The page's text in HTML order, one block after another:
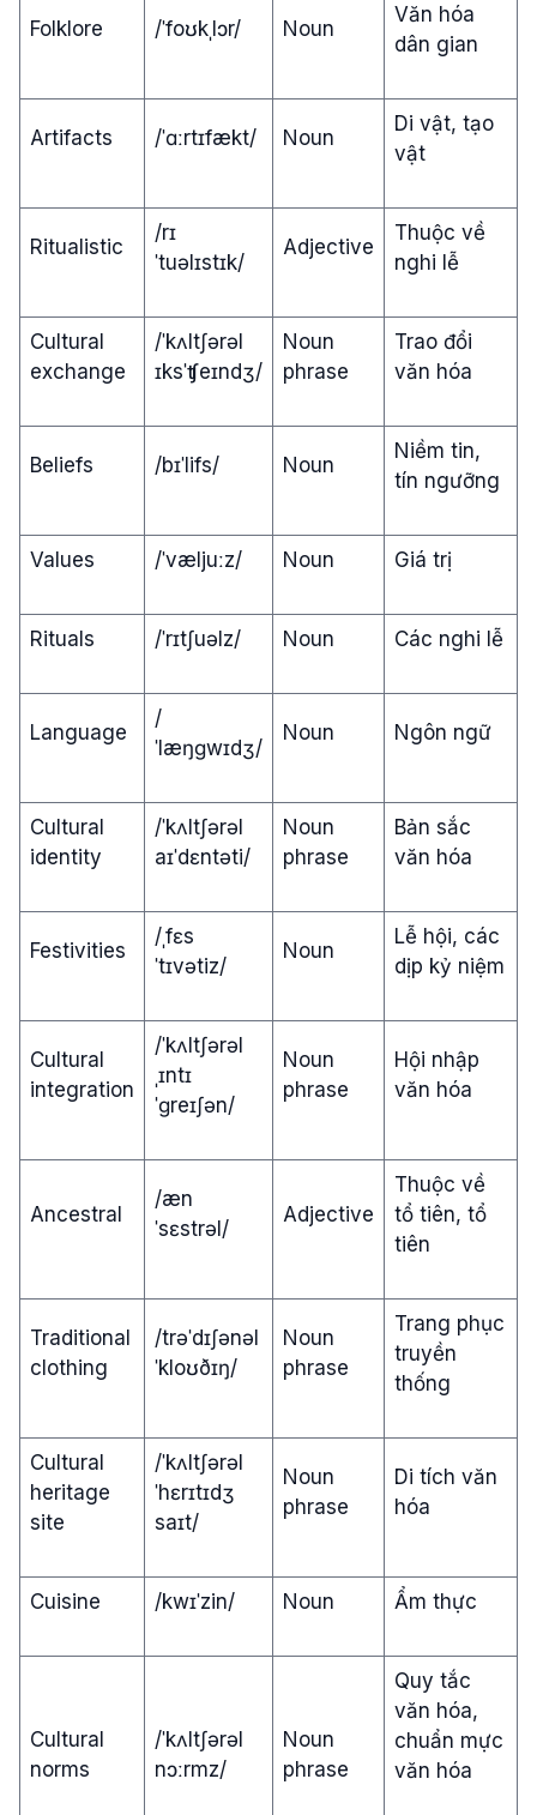
Folklore /ˈfoʊkˌlɔr/ Noun
Văn hóa
dân gian
Artifacts /ˈɑːrtɪfækt/ Noun
Di vật, tạo
vật
Ritualistic
/rɪ
ˈtuəlɪstɪk/
Adjective
Thuộc về
nghi lễ
Cultural
exchange
/ˈkʌltʃərəl
ɪksˈʧeɪndʒ/
Noun
phrase
Trao đổi
văn hóa
Beliefs /bɪˈlifs/ Noun
Niềm tin,
tín ngưỡng
Values /ˈvæljuːz/ Noun Giá trị
Rituals /ˈrɪtʃuəlz/ Noun Các nghi lễ
Language
/
ˈlæŋɡwɪdʒ/
Noun Ngôn ngữ
Cultural
identity
/ˈkʌltʃərəl
aɪˈdɛntəti/
Noun
phrase
Bản sắc
văn hóa
Festivities
/ˌfɛs
ˈtɪvətiz/
Noun
Lễ hội, các
dịp kỷ niệm
Cultural
integration
/ˈkʌltʃərəl
ˌɪntɪ
ˈɡreɪʃən/
Noun
phrase
Hội nhập
văn hóa
Ancestral
/æn
ˈsɛstrəl/
Adjective
Thuộc về
tổ tiên, tổ
tiên
Traditional
clothing
/trəˈdɪʃənəl
ˈkloʊðɪŋ/
Noun
phrase
Trang phục
truyền
thống
Cultural
heritage
site
/ˈkʌltʃərəl
ˈhɛrɪtɪdʒ
saɪt/
Noun
phrase
Di tích văn
hóa
Cuisine /kwɪˈzin/ Noun Ẩm thực
Cultural
norms
/ˈkʌltʃərəl
nɔːrmz/
Noun
phrase
Quy tắc
văn hóa,
chuẩn mực
văn hóa